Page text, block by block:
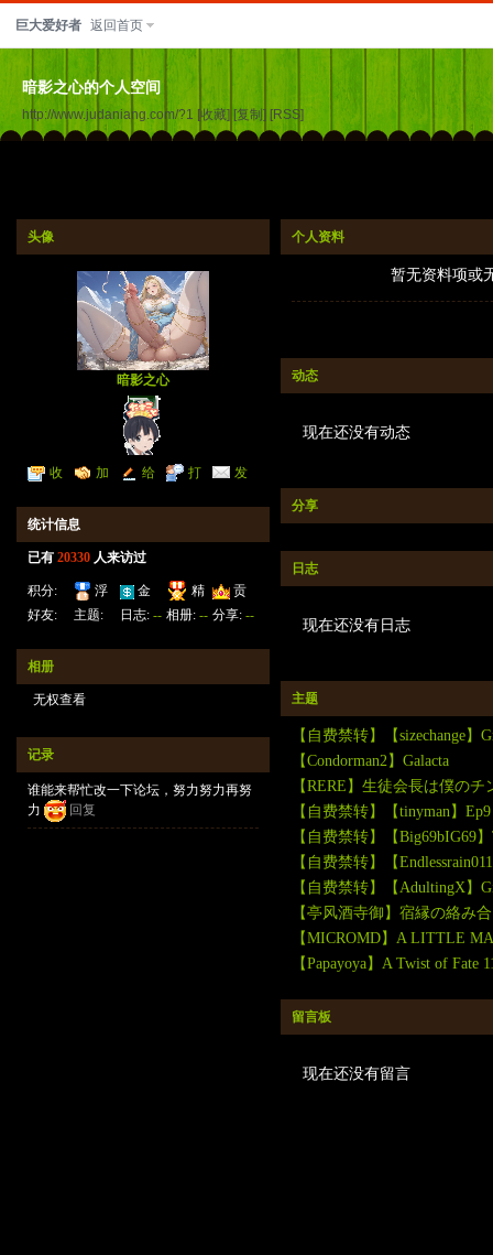
巨大爱好者 返回首页
暗影之心的个人空间
http://www.judaniang.com/?1 [收藏] [复制] [RSS]
头像
暗影之心
收
加
给
打
发
统计信息
已有 20330 人来访过
积分:
23168
浮
云:
金
钱:
精
华:4
贡
献:30
好友:
主题:
日志: -- 相册: -- 分享: --
相册
无权查看
记录
谁能来帮忙改一下论坛，努力努力再努
力
回复
个人资料
暂无资料项或
动态
现在还没有动态
分享
日志
现在还没有日志
主题
【自费禁转】【sizechange】
【Condorman2】Galacta
【RERE】生徒会長は僕の
【自费禁转】【tinyman】
【自费禁转】【Big69bIG69
【自费禁转】【
【自费禁转】【AdultingX】
【亭风酒寺御】宿縁の絡み
【MICROMD】A LITTLE
【Papayoya】A Twist of Fate
留言板
现在还没有留言